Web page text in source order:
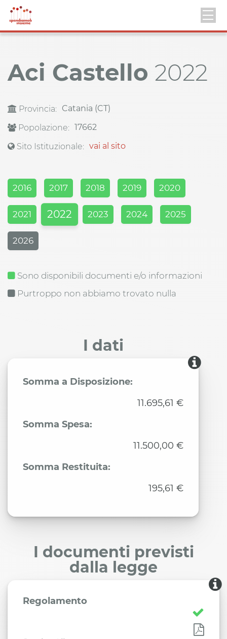
Aci Castello 2022
Provincia:
Catania (CT)
Popolazione: 17662
Sito Istituzionale: vai al sito
2016 2017 2018 2019 2020
2021 2022 2023 2024 2025
2026
Sono disponibili documenti e/o informazioni
Purtroppo non abbiamo trovato nulla
I dati
Somma a Disposizione:
11.695,61 €
Somma Spesa:
11.500,00 €
Somma Restituita:
195,61 €
I documenti previsti
dalla legge
Regolamento